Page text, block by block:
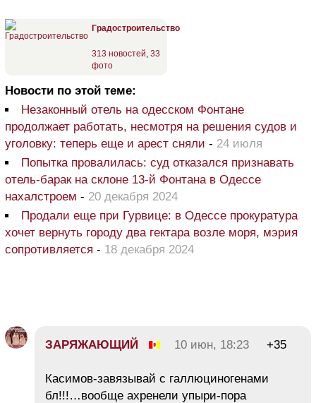
Градостроительство
313 новостей 33
фото
Новости по этой теме:
Незаконный отель на одесском Фонтане
продолжает работать, несмотря на решения судов и
уголовку: теперь еще и арест сняли - 24 июля
Попытка провалилась: суд отказался признавать
отель-барак на склоне 13-й Фонтана в Одессе
нахалстроем - 20 декабря 2024
Продали еще при Гурвице: в Одессе прокуратура
хочет вернуть городу два гектара возле моря, мэрия
сопротивляется - 18 декабря 2024
ЗАРЯЖАЮЩИЙ 10 июн, 18:23 +35
Касимов-завязывай с галлюциногенами
бл!!!…вообще ахренели упыри-пора